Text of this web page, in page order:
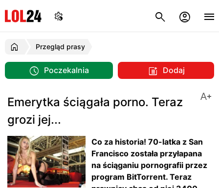
Przegląd prasy
Poczekalnia Dodaj
Emerytka ściągała porno. Teraz
grozi jej...
Co za historia! 70-latka z San
Francisco została przyłapana
na ściąganiu pornografii przez
program BitTorrent. Teraz